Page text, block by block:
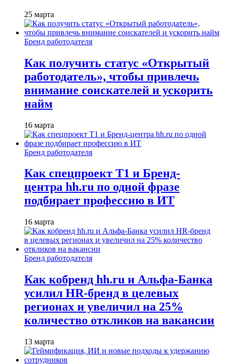
25 марта
Бренд работодателя
Как получить статус «Открытый
работодатель», чтобы привлечь
внимание соискателей и ускорить
найм
16 марта
Бренд работодателя
Как спецпроект T1 и Бренд-
центра hh.ru по одной фразе
подбирает профессию в ИТ
16 марта
Бренд работодателя
Как кобренд hh.ru и Альфа-Банка
усилил HR-бренд в целевых
регионах и увеличил на 25%
количество откликов на вакансии
13 марта